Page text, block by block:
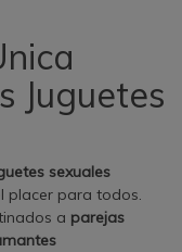
Juguetes
sexuales
placer para todos.
a parejas